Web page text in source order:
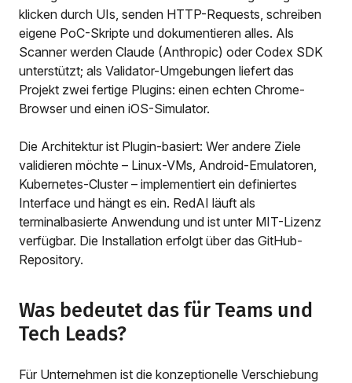
klicken durch UIs, senden HTTP-Requests, schreiben
eigene PoC-Skripte und dokumentieren alles. Als
Scanner werden Claude (Anthropic) oder Codex SDK
unterstützt; als Validator-Umgebungen liefert das
Projekt zwei fertige Plugins: einen echten Chrome-
Browser und einen iOS-Simulator.
Die Architektur ist Plugin-basiert: Wer andere Ziele
validieren möchte – Linux-VMs, Android-Emulatoren,
Kubernetes-Cluster – implementiert ein definiertes
Interface und hängt es ein. RedAI läuft als
terminalbasierte Anwendung und ist unter MIT-Lizenz
verfügbar. Die Installation erfolgt über das GitHub-
Repository.
Was bedeutet das für Teams und
Tech Leads?
Für Unternehmen ist die konzeptionelle Verschiebung